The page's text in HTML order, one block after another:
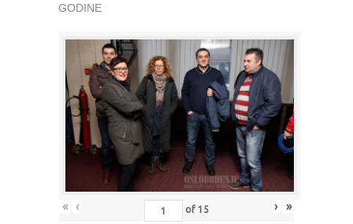
GODINE
« ‹ of 15 › »